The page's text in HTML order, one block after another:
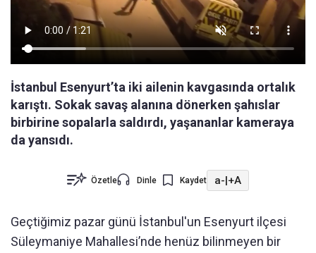
İstanbul Esenyurt’ta iki ailenin kavgasında ortalık
karıştı. Sokak savaş alanına dönerken şahıslar
birbirine sopalarla saldırdı, yaşananlar kameraya
da yansıdı.
Özetle Dinle Kaydet a-|+A
Geçtiğimiz pazar günü İstanbul'un Esenyurt ilçesi
Süleymaniye Mahallesi’nde henüz bilinmeyen bir